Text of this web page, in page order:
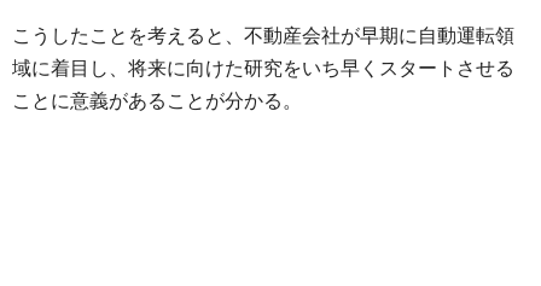
こうしたことを考えると、不動産会社が早期に自動運転領
域に着目し、将来に向けた研究をいち早くスタートさせる
ことに意義があることが分かる。